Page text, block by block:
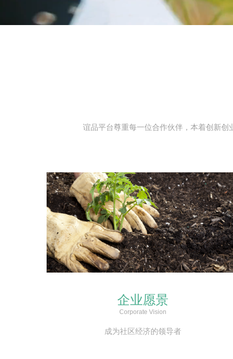
谊品平台尊重每一位合作伙伴，本着创新创
企业愿景
Corporate Vision
成为社区经济的领导者